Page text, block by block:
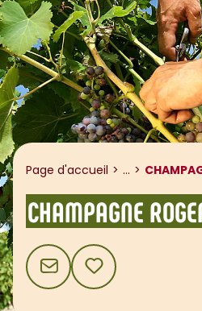
Page d'accueil ... Afficher le
CHAMPAGNE
CONTACTAJOUTER AUX